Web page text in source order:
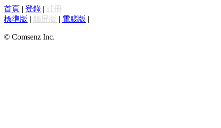
首頁 | 登錄 | 註冊
標準版 | 觸屏版 | 電腦版 |
© Comsenz Inc.